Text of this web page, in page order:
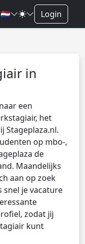
🇳🇱 Login
in
een
het
Stageplaza.nl.
op mbo-,
de
Maandelijks
aan op zoek
snel je vacature
zodat jij
kunt